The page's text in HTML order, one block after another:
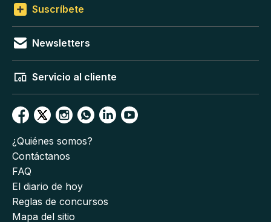
Suscríbete
Newsletters
Servicio al cliente
¿Quiénes somos?
Contáctanos
FAQ
El diario de hoy
Reglas de concursos
Mapa del sitio